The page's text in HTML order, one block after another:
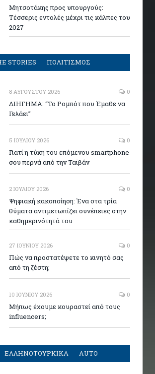
Μητσοτάκης προς υπουργούς:
Τέσσερις εντολές μέχρι τις κάλπες του
2027
STORIES ΠΟΛΙΤΙΣΜΟΣ
8 ΑΥΓΟΎΣΤΟΥ 2026 0
ΔΙΗΓΗΜΑ: “Το Ρομπότ που Έμαθε να
Γελάει”
5 ΙΟΥΛΊΟΥ 2026 0
Γιατί η τύχη του επόμενου smartphone
σου περνά από την Ταϊβάν
2 ΙΟΥΛΊΟΥ 2026 0
Ψηφιακή κακοποίηση: Ένα στα τρία
θύματα αντιμετωπίζει συνέπειες στην
καθημερινότητά του
27 ΙΟΥΝΊΟΥ 2026 0
Πώς να προστατέψετε το κινητό σας
από τη ζέστη;
10 ΙΟΥΝΊΟΥ 2026 0
Μήπως έχουμε κουραστεί από τους
influencers;
ΕΛΛΗΝΟΤΟΥΡΚΙΚΑ AUTO